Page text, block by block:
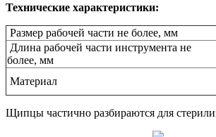
Технические характеристики:
Размер рабочей части не более, мм
Длина рабочей части инструмента не
более, мм
Материал
Щипцы частично разбираются для